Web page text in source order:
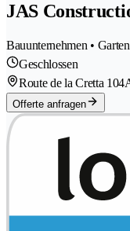
JAS
Bauunternehmen •
Geschlossen
Route de la Cretta
Offerte anfragen